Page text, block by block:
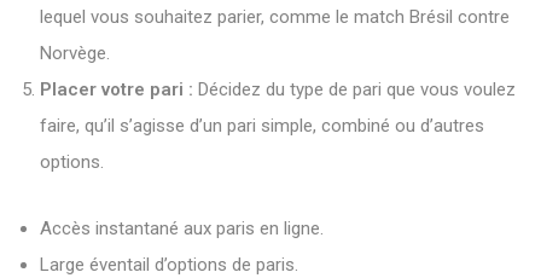
lequel vous souhaitez parier, comme le match Brésil contre
Norvège.
Placer votre pari : Décidez du type de pari que vous voulez
faire, qu’il s’agisse d’un pari simple, combiné ou d’autres
options.
Accès instantané aux paris en ligne.
Large éventail d’options de paris.